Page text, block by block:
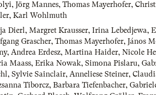
, Jörg Mannes, Thomas Mayerhofer,
, Karl Wohlmuth
Dierl, Margret Krausser, Irina Lebedjewa,
Grascher, Thomas Mayerhofer, János
, Andrea Erdesz, Martina Haider, Nicole
Maass, Erika Nowak, Simona Pislaru,
, Sylvie Sainclair, Anneliese Steiner,
Tiborcz, Barbara Tiefenbacher,